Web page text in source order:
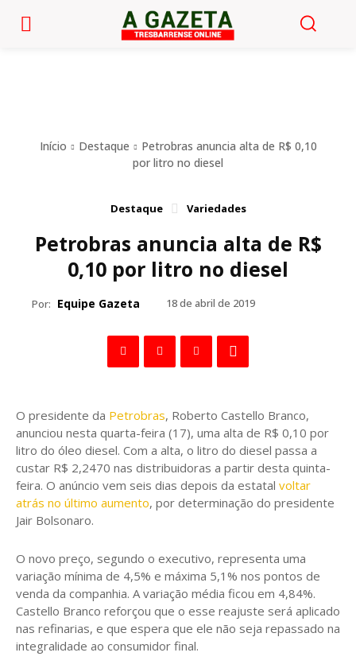
Início Destaque
Petrobras anuncia alta de R$ 0,10
por litro no diesel
Destaque Variedades
Petrobras anuncia alta de R$
0,10 por litro no diesel
Por: Equipe Gazeta 18 de abril de 2019
O presidente da Petrobras, Roberto Castello Branco,
anunciou nesta quarta-feira (17), uma alta de R$ 0,10 por
litro do óleo diesel. Com a alta, o litro do diesel passa a
custar R$ 2,2470 nas distribuidoras a partir desta quinta-
feira. O anúncio vem seis dias depois da estatal voltar
atrás no último aumento, por determinação do presidente
Jair Bolsonaro.
O novo preço, segundo o executivo, representa uma
variação mínima de 4,5% e máxima 5,1% nos pontos de
venda da companhia. A variação média ficou em 4,84%.
Castello Branco reforçou que o esse reajuste será aplicado
nas refinarias, e que espera que ele não seja repassado na
integralidade ao consumidor final.